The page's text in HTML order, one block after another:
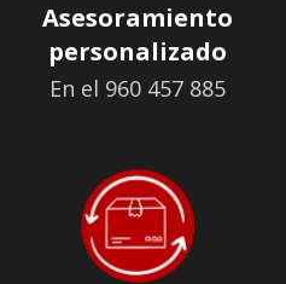
Asesoramiento
personalizado
En el 960 457 885